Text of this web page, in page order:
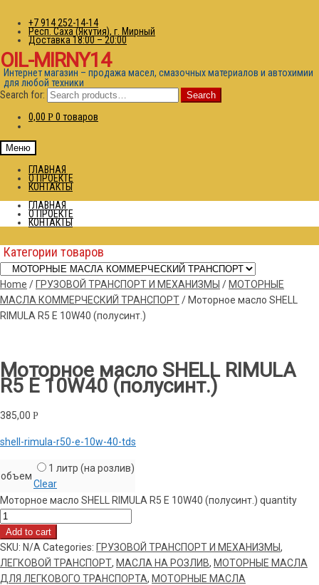
+7 914 252-14-14
Респ. Саха (Якутия), г. Мирный
Доставка 18:00 – 20:00
OIL-MIRNY14
Интернет магазин – продажа масел, смазочных материалов и автохимии
для любой техники
Search for:
Search
0,00 Р 0 товаров
Меню
ГЛАВНАЯ
О ПРОЕКТЕ
КОНТАКТЫ
ГЛАВНАЯ
О ПРОЕКТЕ
КОНТАКТЫ
Категории товаров
Home / ГРУЗОВОЙ ТРАНСПОРТ И МЕХАНИЗМЫ / МОТОРНЫЕ
МАСЛА КОММЕРЧЕСКИЙ ТРАНСПОРТ/ Моторное масло SHELL
RIMULA R5 Е 10W40 (полусинт.)
Моторное масло SHELL RIMULA
R5 Е 10W40 (полусинт.)
385,00 Р
shell-rimula-r50-e-10w-40-tds
объем
1 литр (на розлив)
Clear
Моторное масло SHELL RIMULA R5 Е 10W40 (полусинт.) quantity
Add to cart
SKU: N/A Categories: ГРУЗОВОЙ ТРАНСПОРТ И МЕХАНИЗМЫ,
ЛЕГКОВОЙ ТРАНСПОРТ, МАСЛА НА РОЗЛИВ, МОТОРНЫЕ МАСЛА
ДЛЯ ЛЕГКОВОГО ТРАНСПОРТА, МОТОРНЫЕ МАСЛА